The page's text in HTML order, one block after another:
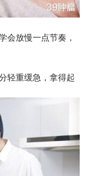
会放慢一点节奏，
轻重缓急，拿得起